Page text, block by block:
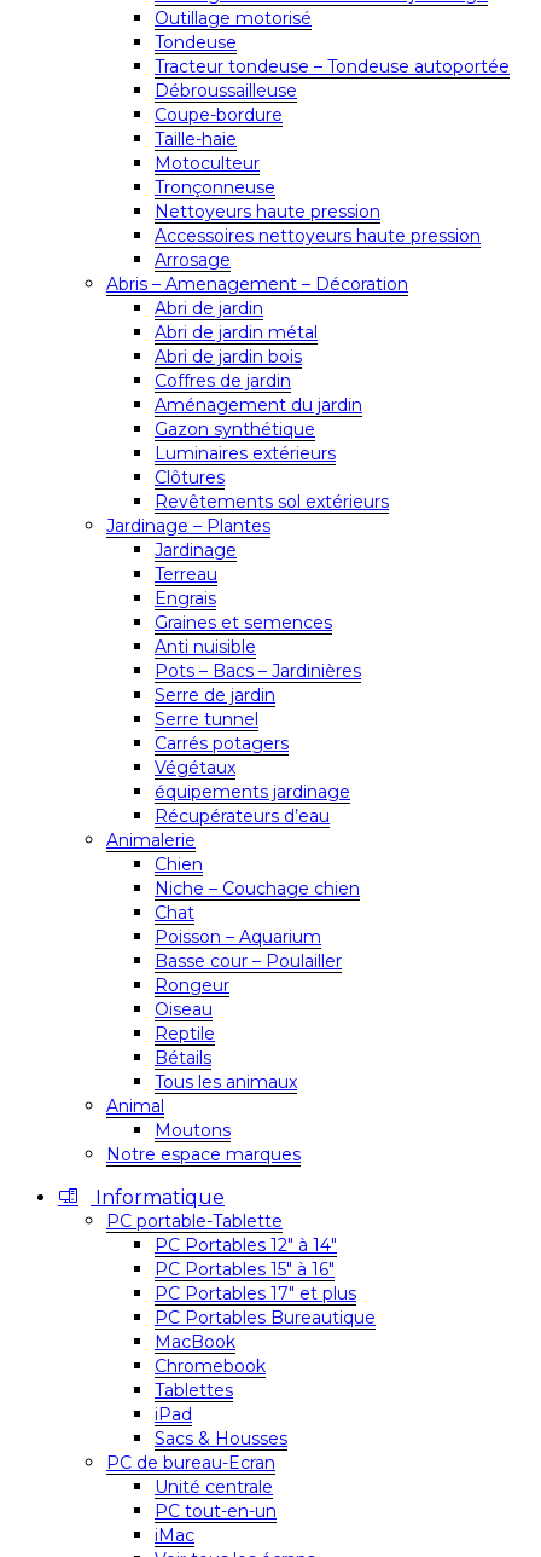
Outillage motorisé
Tondeuse
Tracteur tondeuse – Tondeuse autoportée
Débroussailleuse
Coupe-bordure
Taille-haie
Motoculteur
Tronçonneuse
Nettoyeurs haute pression
Accessoires nettoyeurs haute pression
Arrosage
Abris – Amenagement – Décoration
Abri de jardin
Abri de jardin métal
Abri de jardin bois
Coffres de jardin
Aménagement du jardin
Gazon synthétique
Luminaires extérieurs
Clôtures
Revêtements sol extérieurs
Jardinage – Plantes
Jardinage
Terreau
Engrais
Graines et semences
Anti nuisible
Pots – Bacs – Jardinières
Serre de jardin
Serre tunnel
Carrés potagers
Végétaux
équipements jardinage
Récupérateurs d’eau
Animalerie
Chien
Niche – Couchage chien
Chat
Poisson – Aquarium
Basse cour – Poulailler
Rongeur
Oiseau
Reptile
Bétails
Tous les animaux
Animal
Moutons
Notre espace marques
Informatique
PC portable-Tablette
PC Portables 12″ à 14″
PC Portables 15″ à 16″
PC Portables 17″ et plus
PC Portables Bureautique
MacBook
Chromebook
Tablettes
iPad
Sacs & Housses
PC de bureau-Ecran
Unité centrale
PC tout-en-un
iMac